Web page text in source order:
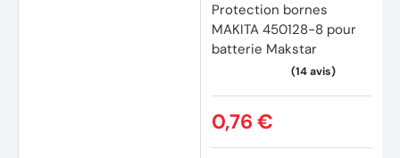
Protection bornes
MAKITA 450128-8 pour
batterie Makstar
0,76 €